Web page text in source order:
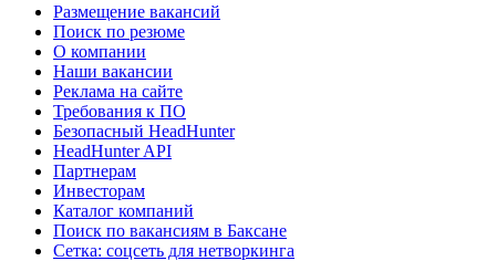
Размещение вакансий
Поиск по резюме
О компании
Наши вакансии
Реклама на сайте
Требования к ПО
Безопасный HeadHunter
HeadHunter API
Партнерам
Инвесторам
Каталог компаний
Поиск по вакансиям в Баксане
Сетка: соцсеть для нетворкинга